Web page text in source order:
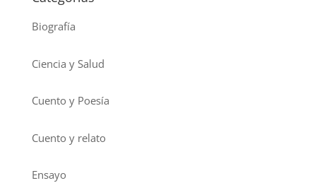
Biografía
Ciencia y Salud
Cuento y Poesía
Cuento y relato
Ensayo